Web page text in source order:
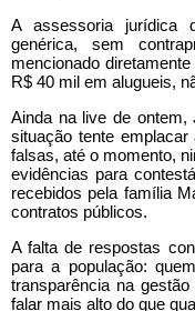
A assessoria jurídica
genérica, sem
mencionado
R$ 40 mil em alugueis,
Ainda na live de ontem,
situação tente
falsas, até o momento,
evidências para
recebidos pela família
contratos públicos.
A falta de respostas
para a população:
transparência na
falar mais alto do que